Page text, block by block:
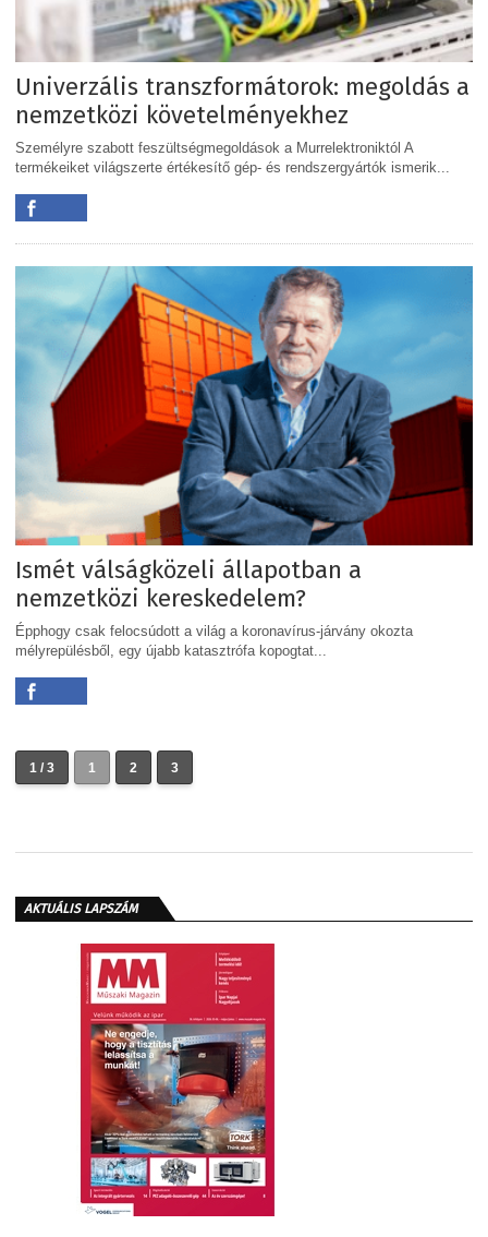
Univerzális transzformátorok: megoldás a
nemzetközi követelményekhez
Személyre szabott feszültségmegoldások a Murrelektroniktól A
termékeiket világszerte értékesítő gép- és rendszergyártók ismerik...
Ismét válságközeli állapotban a
nemzetközi kereskedelem?
Épphogy csak felocsúdott a világ a koronavírus-járvány okozta
mélyrepülésből, egy újabb katasztrófa kopogtat...
1 / 3 1 2 3
AKTUÁLIS LAPSZÁM